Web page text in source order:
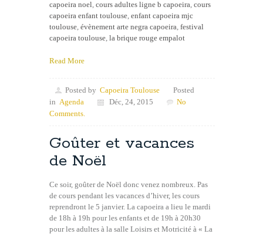
capoeira noel cours adultes ligne b capoeira cours
capoeira enfant toulouse enfant capoeira mjc
toulouse évènement arte negra capoeira festival
capoeira toulouse la brique rouge empalot
Read More
Posted by Capoeira Toulouse
Posted
in Agenda Déc, 24, 2015
No
Comments.
Goûter et vacances
de Noël
Ce soir, goûter de Noël donc venez nombreux. Pas
de cours pendant les vacances d’hiver, les cours
reprendront le 5 janvier. La capoeira a lieu le mardi
de 18h à 19h pour les enfants et de 19h à 20h30
pour les adultes à la salle Loisirs et Motricité à « La